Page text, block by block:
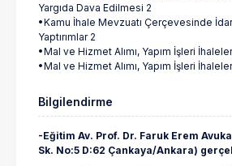
Yargıda Dava Edilmesi 2
•Kamu İhale Mevzuatı Çerçevesinde
Yaptırımlar 2
•Mal ve Hizmet Alımı, Yapım İşleri
•Mal ve Hizmet Alımı, Yapım İşleri
Bilgilendirme
-Eğitim Av. Prof. Dr. Faruk Erem
Sk. No:5 D:62 Çankaya/Ankara)